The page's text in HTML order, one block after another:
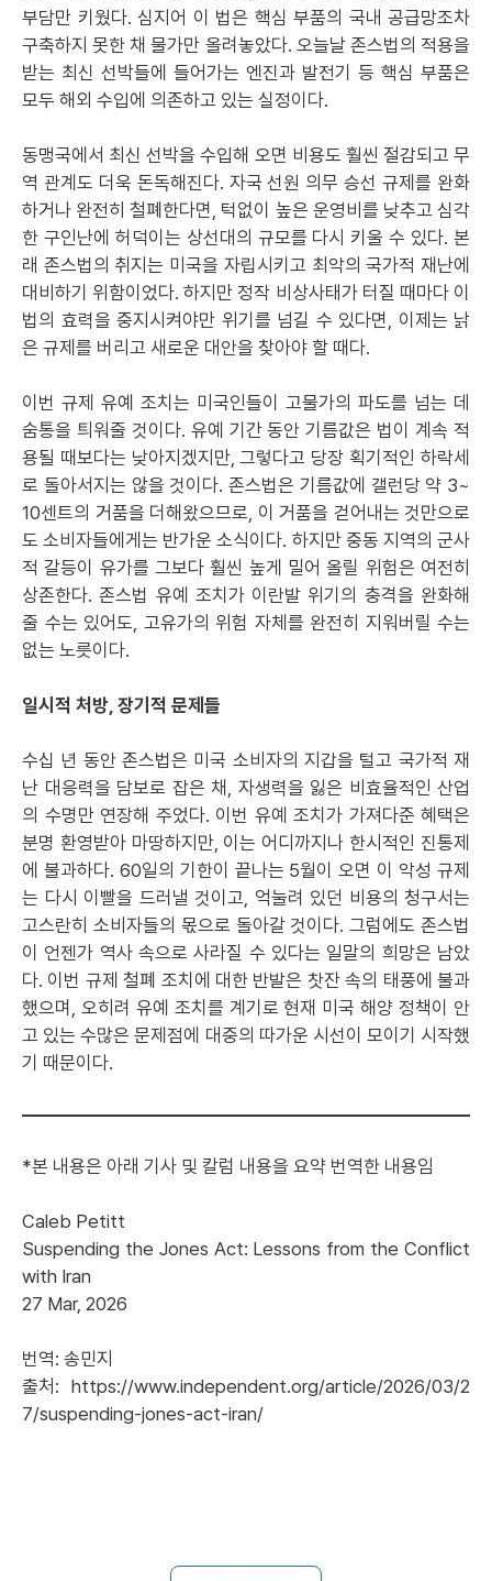
부담만 키웠다. 심지어 이 법은 핵심 부품의 국내 공급망조차
구축하지 못한 채 물가만 올려놓았다. 오늘날 존스법의 적용을
받는 최신 선박들에 들어가는 엔진과 발전기 등 핵심 부품은
모두 해외 수입에 의존하고 있는 실정이다.
동맹국에서 최신 선박을 수입해 오면 비용도 훨씬 절감되고 무
역 관계도 더욱 돈독해진다. 자국 선원 의무 승선 규제를 완화
하거나 완전히 철폐한다면, 턱없이 높은 운영비를 낮추고 심각
한 구인난에 허덕이는 상선대의 규모를 다시 키울 수 있다. 본
래 존스법의 취지는 미국을 자립시키고 최악의 국가적 재난에
대비하기 위함이었다. 하지만 정작 비상사태가 터질 때마다 이
법의 효력을 중지시켜야만 위기를 넘길 수 있다면, 이제는 낡
은 규제를 버리고 새로운 대안을 찾아야 할 때다.
이번 규제 유예 조치는 미국인들이 고물가의 파도를 넘는 데
숨통을 틔워줄 것이다. 유예 기간 동안 기름값은 법이 계속 적
용될 때보다는 낮아지겠지만, 그렇다고 당장 획기적인 하락세
로 돌아서지는 않을 것이다. 존스법은 기름값에 갤런당 약 3~
10센트의 거품을 더해왔으므로, 이 거품을 걷어내는 것만으로
도 소비자들에게는 반가운 소식이다. 하지만 중동 지역의 군사
적 갈등이 유가를 그보다 훨씬 높게 밀어 올릴 위험은 여전히
상존한다. 존스법 유예 조치가 이란발 위기의 충격을 완화해
줄 수는 있어도, 고유가의 위험 자체를 완전히 지워버릴 수는
없는 노릇이다.
일시적 처방, 장기적 문제들
수십 년 동안 존스법은 미국 소비자의 지갑을 털고 국가적 재
난 대응력을 담보로 잡은 채, 자생력을 잃은 비효율적인 산업
의 수명만 연장해 주었다. 이번 유예 조치가 가져다준 혜택은
분명 환영받아 마땅하지만, 이는 어디까지나 한시적인 진통제
에 불과하다. 60일의 기한이 끝나는 5월이 오면 이 악성 규제
는 다시 이빨을 드러낼 것이고, 억눌려 있던 비용의 청구서는
고스란히 소비자들의 몫으로 돌아갈 것이다. 그럼에도 존스법
이 언젠가 역사 속으로 사라질 수 있다는 일말의 희망은 남았
다. 이번 규제 철폐 조치에 대한 반발은 찻잔 속의 태풍에 불과
했으며, 오히려 유예 조치를 계기로 현재 미국 해양 정책이 안
고 있는 수많은 문제점에 대중의 따가운 시선이 모이기 시작했
기 때문이다.
*본 내용은 아래 기사 및 칼럼 내용을 요약 번역한 내용임
Caleb Petitt
Suspending the Jones Act: Lessons from the Conflict
with Iran
27 Mar, 2026
번역: 송민지
출처: https://www.independent.org/article/2026/03/2
7/suspending-jones-act-iran/